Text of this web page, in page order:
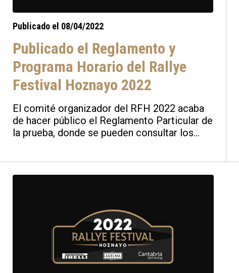
Publicado el 08/04/2022
Publicado el Reglamento y
Programa Horario del Rallye
Festival Hoznayo 2022
El comité organizador del RFH 2022 acaba
de hacer público el Reglamento Particular de
la prueba, donde se pueden consultar los